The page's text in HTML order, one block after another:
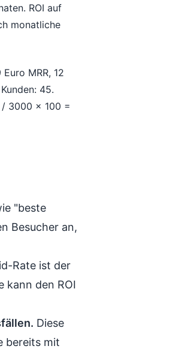
ROI auf
monatliche
MRR, 12
45.
/ 3000 x 100 =
"beste
Besucher an,
Rate ist der
kann den ROI
Diese
bereits mit